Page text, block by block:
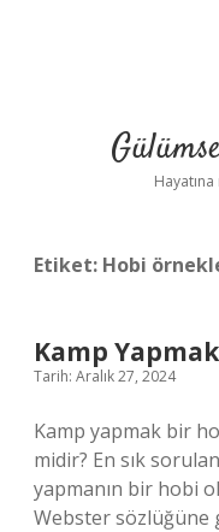
Etiket: Hobi
Kamp
Tarih: Aralık 27, 2024
Kamp yapmak bir
midir? En sık
yapmanın bir hobi
Webster